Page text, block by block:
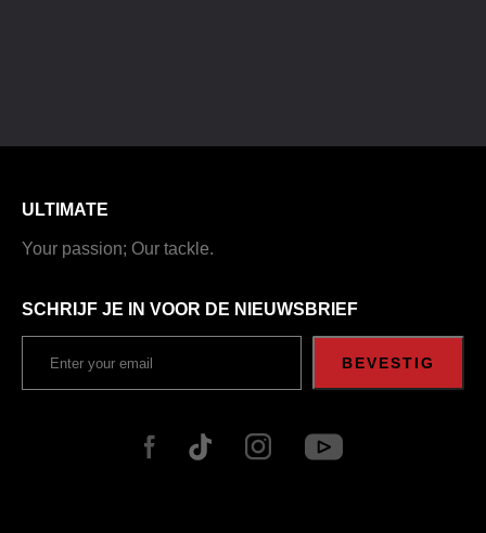
ULTIMATE
Your passion; Our tackle.
SCHRIJF JE IN VOOR DE NIEUWSBRIEF
BEVESTIG